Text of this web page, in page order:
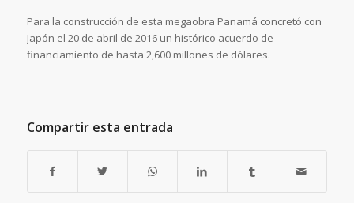
Para la construcción de esta megaobra Panamá concretó con
Japón el 20 de abril de 2016 un histórico acuerdo de
financiamiento de hasta 2,600 millones de dólares.
Compartir esta entrada